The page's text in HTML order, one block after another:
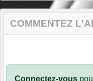
COMMENTEZ
Connectez-vous